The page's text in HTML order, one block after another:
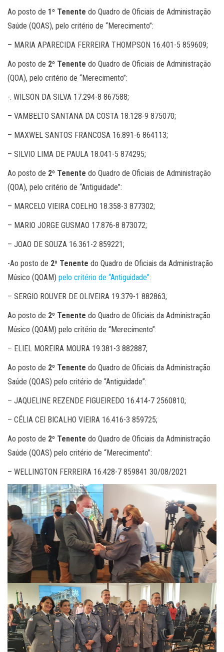
Ao posto de 1º Tenente do Quadro de Oficiais de Administração
Saúde (QOAS), pelo critério de “Merecimento”:
– MARIA APARECIDA FERREIRA THOMPSON 16.401-5 859609;
Ao posto de 2º Tenente do Quadro de Oficiais de Administração
(QOA), pelo critério de “Merecimento”:
-. WILSON DA SILVA 17.294-8 867588;
– VAMBELTO SANTANA DA COSTA 18.128-9 875070;
– MAXWEL SANTOS FRANCOSA 16.891-6 864113;
– SILVIO LIMA DE PAULA 18.041-5 874295;
Ao posto de 2º Tenente do Quadro de Oficiais de Administração
(QOA), pelo critério de “Antiguidade”:
– MARCELO VIEIRA COELHO 18.358-3 877302;
– MARIO JORGE GUSMAO 17.876-8 873072;
– JOAO DE SOUZA 16.361-2 859221;
-Ao posto de 2º Tenente do Quadro de Oficiais da Administração
Músico (QOAM) pelo critério de “Antiguidade”:
– SERGIO ROUVER DE OLIVEIRA 19.379-1 882863;
Ao posto de 2º Tenente do Quadro de Oficiais da Administração
Músico (QOAM) pelo critério de “Merecimento”:
– ELIEL MOREIRA MOURA 19.381-3 882887;
Ao posto de 2º Tenente do Quadro de Oficiais da Administração
Saúde (QOAS) pelo critério de “Antiguidade”:
– JAQUELINE REZENDE FIGUEIREDO 16.414-7 2560810;
– CÉLIA CEI BICALHO VIEIRA 16.416-3 859725;
Ao posto de 2º Tenente do Quadro de Oficiais da Administração
Saúde (QOAS) pelo critério de “Merecimento”:
– WELLINGTON FERREIRA 16.428-7 859841 30/08/2021